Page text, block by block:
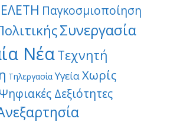
Παγκοσμιοποίηση
Συνεργασία
ΝέαΤεχνητή
Τηλεργασία ΥγείαΧωρίς
Ψηφιακές Δεξιότητες